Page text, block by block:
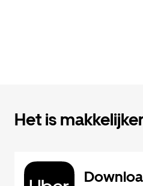
Het is